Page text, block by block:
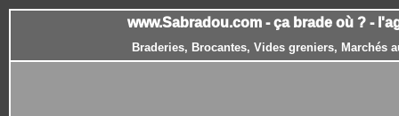
www.Sabradou.com - ça brade où ? -
Braderies, Brocantes, Vides greniers, Marchés